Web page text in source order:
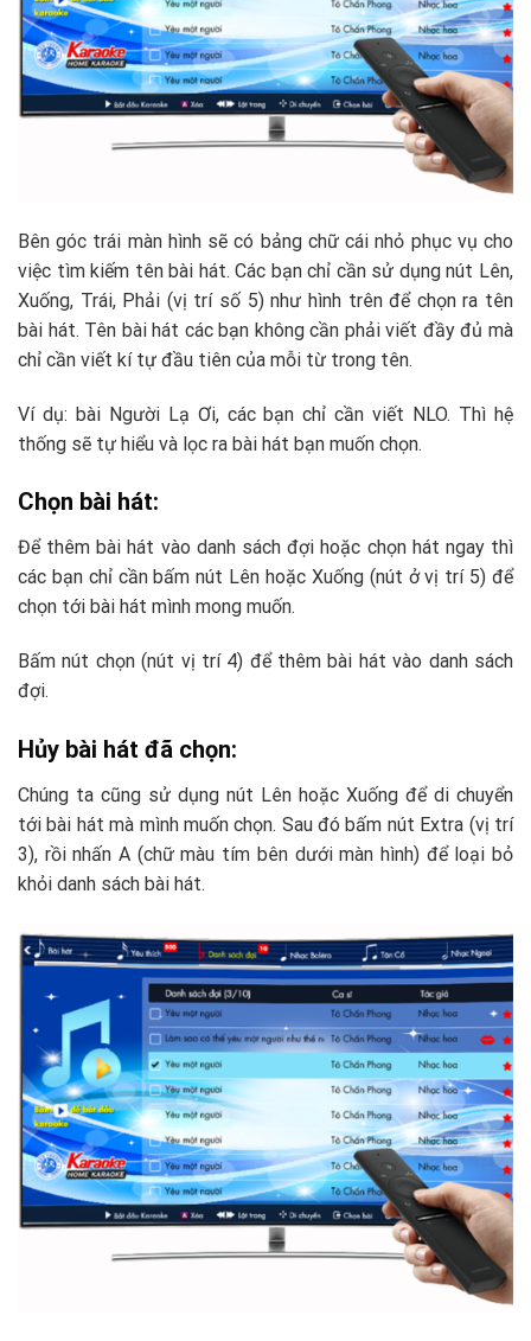
Bên góc trái màn hình sẽ có bảng chữ cái nhỏ phục vụ cho
việc tìm kiếm tên bài hát. Các bạn chỉ cần sử dụng nút Lên,
Xuống, Trái, Phải (vị trí số 5) như hình trên để chọn ra tên
bài hát. Tên bài hát các bạn không cần phải viết đầy đủ mà
chỉ cần viết kí tự đầu tiên của mỗi từ trong tên.
Ví dụ: bài Người Lạ Ơi, các bạn chỉ cần viết NLO. Thì hệ
thống sẽ tự hiểu và lọc ra bài hát bạn muốn chọn.
Chọn bài hát:
Để thêm bài hát vào danh sách đợi hoặc chọn hát ngay thì
các bạn chỉ cần bấm nút Lên hoặc Xuống (nút ở vị trí 5) để
chọn tới bài hát mình mong muốn.
Bấm nút chọn (nút vị trí 4) để thêm bài hát vào danh sách
đợi.
Hủy bài hát đã chọn:
Chúng ta cũng sử dụng nút Lên hoặc Xuống để di chuyển
tới bài hát mà mình muốn chọn. Sau đó bấm nút Extra (vị trí
3), rồi nhấn A (chữ màu tím bên dưới màn hình) để loại bỏ
khỏi danh sách bài hát.